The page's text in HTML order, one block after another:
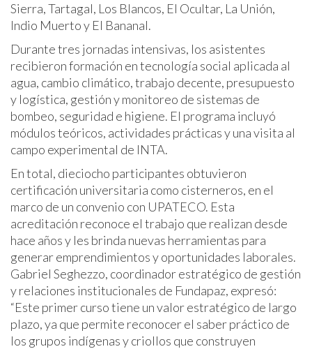
Sierra, Tartagal, Los Blancos, El Ocultar, La Unión,
Indio Muerto y El Bananal.
Durante tres jornadas intensivas, los asistentes
recibieron formación en tecnología social aplicada al
agua, cambio climático, trabajo decente, presupuesto
y logística, gestión y monitoreo de sistemas de
bombeo, seguridad e higiene. El programa incluyó
módulos teóricos, actividades prácticas y una visita al
campo experimental de INTA.
En total, dieciocho participantes obtuvieron
certificación universitaria como cisterneros, en el
marco de un convenio con UPATECO. Esta
acreditación reconoce el trabajo que realizan desde
hace años y les brinda nuevas herramientas para
generar emprendimientos y oportunidades laborales.
Gabriel Seghezzo, coordinador estratégico de gestión
y relaciones institucionales de Fundapaz, expresó:
“Este primer curso tiene un valor estratégico de largo
plazo, ya que permite reconocer el saber práctico de
los grupos indígenas y criollos que construyen